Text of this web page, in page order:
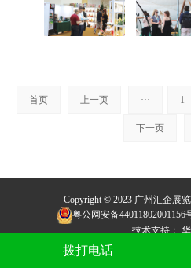
首页 上一页 ··· 1
下一页
Copyright © 2023 广州汇企展
粤公网安备44011802001156
技术支持：
友情链接：
全球
拨打电话